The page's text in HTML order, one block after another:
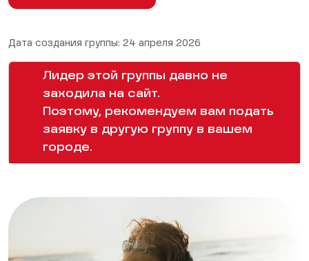
Дата создания группы: 24 апреля 2026
Лидер этой группы давно не
заходила на сайт.
Поэтому, рекомендуем вам подать
заявку в другую группу в вашем
городе.